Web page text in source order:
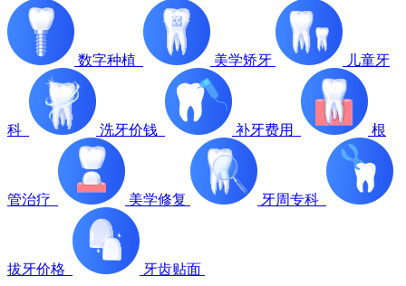
数字种植 美学矫牙 儿童牙
科 洗牙价钱 补牙费用 根
管治疗 美学修复 牙周专科
拔牙价格
牙齿贴面